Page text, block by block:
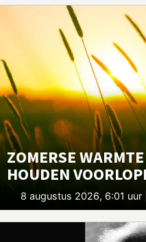
ZOMERSE
HOUDEN
8 augustus 2026, 6:01 uur